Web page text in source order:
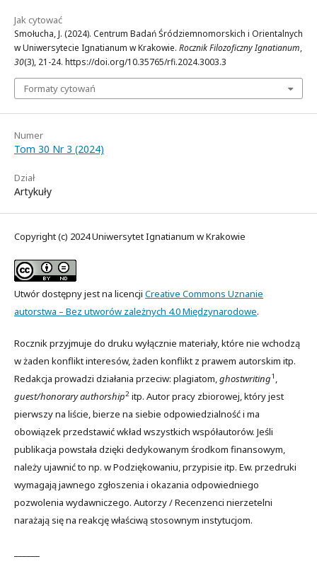
Jak cytować
Smołucha, J. (2024). Centrum Badań Śródziemnomorskich i Orientalnych
w Uniwersytecie Ignatianum w Krakowie. Rocznik Filozoficzny Ignatianum,
30(3), 21-24. https://doi.org/10.35765/rfi.2024.3003.3
Formaty cytowań
Numer
Tom 30 Nr 3 (2024)
Dział
Artykuły
Copyright (c) 2024 Uniwersytet Ignatianum w Krakowie
Utwór dostępny jest na licencji Creative Commons Uznanie
autorstwa – Bez utworów zależnych 4.0 Międzynarodowe.
Rocznik przyjmuje do druku wyłącznie materiały, które nie wchodzą
w żaden konflikt interesów, żaden konflikt z prawem autorskim itp.
Redakcja prowadzi działania przeciw: plagiatom,ghostwriting1 ,
guest/honorary authorship2 itp. Autor pracy zbiorowej, który jest
pierwszy na liście, bierze na siebie odpowiedzialność i ma
obowiązek przedstawić wkład wszystkich współautorów. Jeśli
publikacja powstała dzięki dedykowanym środkom finansowym,
należy ujawnić to np. w Podziękowaniu, przypisie itp. Ew. przedruki
wymagają jawnego zgłoszenia i okazania odpowiedniego
pozwolenia wydawniczego. Autorzy / Recenzenci nierzetelni
narażają się na reakcję właściwą stosownym instytucjom.